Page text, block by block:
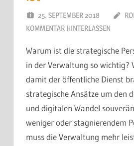
25. SEPTEMBER 2018
KOMMENTAR HINTERLASSEN
Warum ist die strategische
in der Verwaltung so wichtig?
damit der öffentliche Dienst
strategische Ansätze um den
und digitalen Wandel
weniger oder stagnierendem
muss die Verwaltung mehr
Entscheidungen Klarheit,
erhalten.
Sie kosten Vertrauen. In
Und irgendwann in die eigene
In den meisten Organisationen